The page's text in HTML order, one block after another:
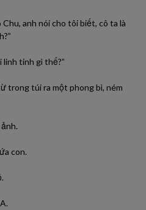
anh nói cho tôi biết, cô ta là
linh tinh gì thế?”
trong túi ra một phong bì, ném
con.